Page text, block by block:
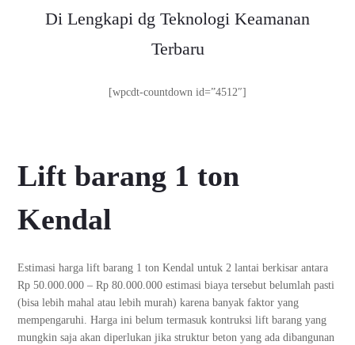
Di Lengkapi dg Teknologi Keamanan
Terbaru
[wpcdt-countdown id=”4512″]
Lift barang 1 ton
Kendal
Estimasi harga lift barang 1 ton Kendal untuk 2 lantai berkisar antara
Rp 50.000.000 – Rp 80.000.000 estimasi biaya tersebut belumlah pasti
(bisa lebih mahal atau lebih murah) karena banyak faktor yang
mempengaruhi. Harga ini belum termasuk kontruksi lift barang yang
mungkin saja akan diperlukan jika struktur beton yang ada dibangunan